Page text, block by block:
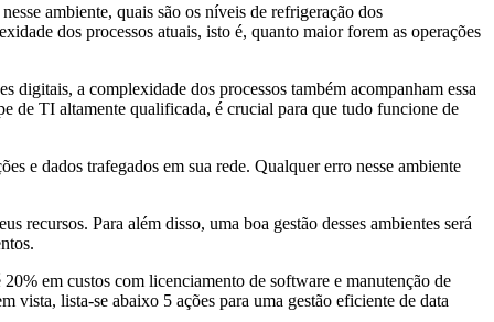
ambiente, quais são os níveis de refrigeração dos
dos processos atuais, isto é, quanto maior forem as operações
digitais, a complexidade dos processos também acompanham essa
de TI altamente qualificada, é crucial para que tudo funcione de
e dados trafegados em sua rede. Qualquer erro nesse ambiente
recursos. Para além disso, uma boa gestão desses ambientes será
em custos com licenciamento de software e manutenção de
vista, lista-se abaixo 5 ações para uma gestão eficiente de data